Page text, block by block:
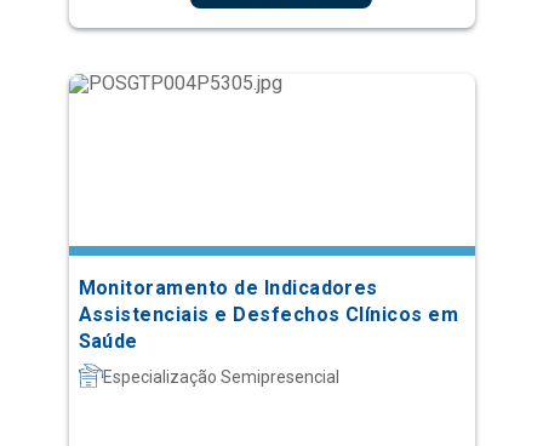
Monitoramento de Indicadores
Assistenciais e Desfechos Clínicos em
Saúde
Especialização Semipresencial